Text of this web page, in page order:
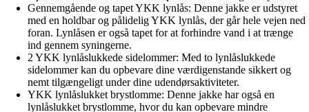
Gennemgående og tapet YKK lynlås: Denne jakke er udstyret
med en holdbar og pålidelig YKK lynlås, der går hele vejen ned
foran. Lynlåsen er også tapet for at forhindre vand i at trænge
ind gennem syningerne.
2 YKK lynlåslukkede sidelommer: Med to lynlåslukkede
sidelommer kan du opbevare dine værdigenstande sikkert og
nemt tilgængeligt under dine udendørsaktiviteter.
YKK lynlåslukket brystlomme: Denne jakke har også en
lynlåslukket brystlomme, hvor du kan opbevare mindre